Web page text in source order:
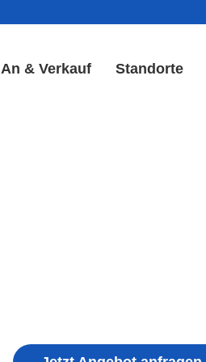
An & Verkauf Standorte